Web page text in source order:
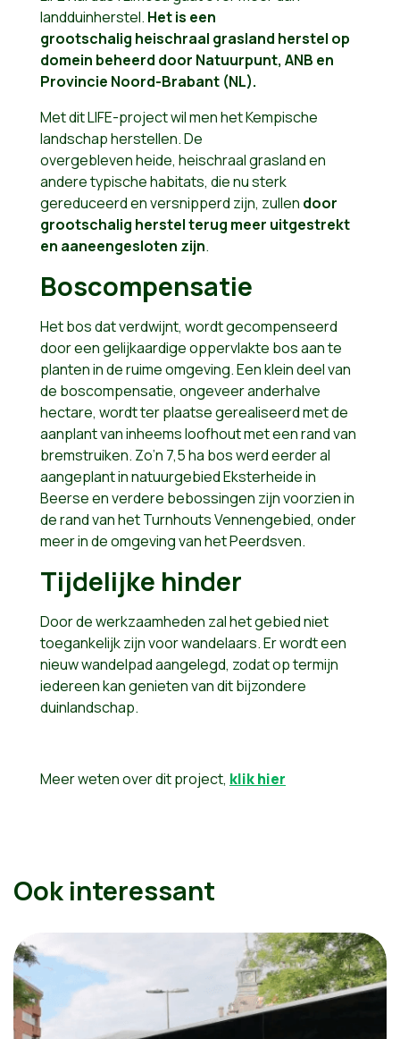
landduinherstel. Het is een
grootschalig heischraal grasland herstel op
domein beheerd door Natuurpunt, ANB en
Provincie Noord-Brabant (NL).
Met dit LIFE-project wil men het Kempische
landschap herstellen. De
overgeblevenheide, heischraal graslanden
andere typische habitats, die nu sterk
gereduceerd en versnipperd zijn, zullen door
grootschalig herstel terug meer uitgestrekt
en aaneengesloten zijn.
Boscompensatie
Het bos dat verdwijnt, wordt gecompenseerd
door een gelijkaardige oppervlakte bos aan te
planten in de ruime omgeving. Een klein deel van
de boscompensatie, ongeveer anderhalve
hectare, wordt ter plaatse gerealiseerd met de
aanplant van inheems loofhout met een rand van
bremstruiken. Zo’n 7,5 ha bos werd eerder al
aangeplant in natuurgebied Eksterheide in
Beerse en verdere bebossingen zijn voorzien in
de rand van het Turnhouts Vennengebied, onder
meer in de omgeving van het Peerdsven.
Tijdelijke hinder
Door de werkzaamheden zal het gebied niet
toegankelijk zijn voor wandelaars. Er wordt een
nieuw wandelpad aangelegd, zodat op termijn
iedereen kan genieten van dit bijzondere
duinlandschap.
Meer weten over dit project, klik hier
Ook interessant